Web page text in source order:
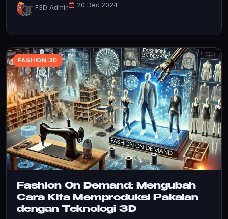
F3D Admin 20 Dec 2024
FASHION 3D
Fashion On Demand: Mengubah
Cara Kita Memproduksi Pakaian
dengan Teknologi 3D